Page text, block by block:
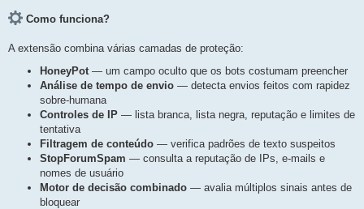
Como funciona?
A extensão combina várias camadas de proteção:
HoneyPot — um campo oculto que os bots costumam preencher
Análise de tempo de envio — detecta envios feitos com rapidez
sobre-humana
Controles de IP — lista branca, lista negra, reputação e limites de
tentativa
Filtragem de conteúdo — verifica padrões de texto suspeitos
StopForumSpam — consulta a reputação de IPs, e-mails e
nomes de usuário
Motor de decisão combinado — avalia múltiplos sinais antes de
bloquear